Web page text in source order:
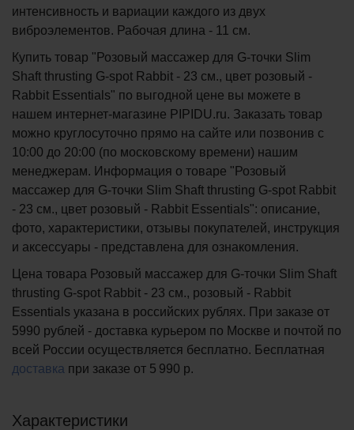
интенсивность и вариации каждого из двух
виброэлементов. Рабочая длина - 11 см.
Купить товар "Розовый массажер для G-точки Slim
Shaft thrusting G-spot Rabbit - 23 см., цвет розовый -
Rabbit Essentials" по выгодной цене вы можете в
нашем интернет-магазине PIPIDU.ru. Заказать товар
можно круглосуточно прямо на сайте или позвонив с
10:00 до 20:00 (по московскому времени) нашим
менеджерам. Информация о товаре "Розовый
массажер для G-точки Slim Shaft thrusting G-spot Rabbit
- 23 см., цвет розовый - Rabbit Essentials": описание,
фото, характеристики, отзывы покупателей, инструкция
и аксессуары - представлена для ознакомления.
Цена товара Розовый массажер для G-точки Slim Shaft
thrusting G-spot Rabbit - 23 см., розовый - Rabbit
Essentials указана в российских рублях. При заказе от
5990 рублей - доставка курьером по Москве и почтой по
всей России осуществляется бесплатно. Бесплатная
доставка при заказе от 5 990 р.
Характеристики